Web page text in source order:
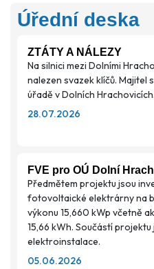
Úřední deska
ZTÁTY A NÁLEZY
Na silnici mezi Dolními
nalezen svazek klíčů. Majitel
úřadě v Dolních Hrachovicích.
28.07.2026
FVE pro OÚ Dolní
Předmětem projektu jsou
fotovoltaické elektrárny na
výkonu 15,660 kWp včetně
15,66 kWh. Součástí
elektroinstalace.
05.06.2026